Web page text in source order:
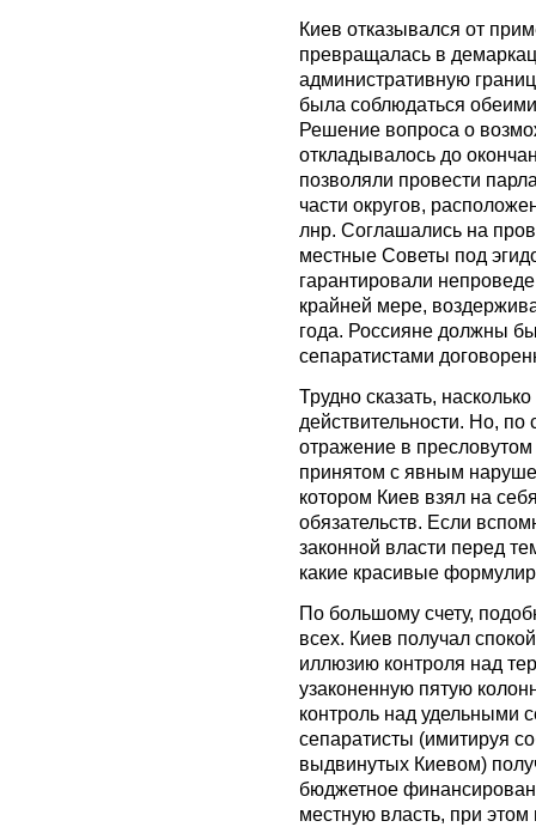
Киев отказывался от
превращалась в
административную
была соблюдаться
Решение вопроса о
откладывалось до
позволяли провести
части округов,
лнр. Соглашались на
местные Советы под
гарантировали
крайней мере,
года. Россияне должны
сепаратистами
Трудно сказать,
действительности. Но,
отражение в
принятом с явным
котором Киев взял на
обязательств. Если
законной власти перед
какие красивые
По большому счету,
всех. Киев получал
иллюзию контроля над
узаконенную пятую
контроль над удельными
сепаратисты (имитируя
выдвинутых Киевом)
бюджетное
местную власть, при